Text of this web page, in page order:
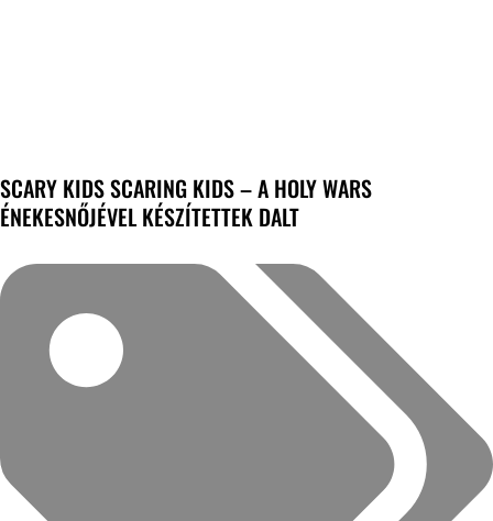
SCARY KIDS SCARING KIDS – A HOLY WARS
ÉNEKESNŐJÉVEL KÉSZÍTETTEK DALT